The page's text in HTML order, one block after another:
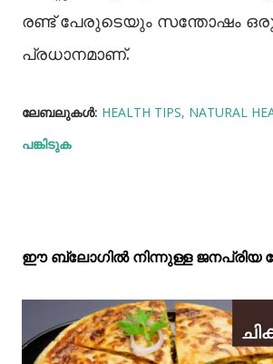
രണ്ട് പേരുടെയും സന്തോഷം
പ്രധാനമാണ്.
ലേബലുകള്‍: HEALTH TIPS NATURAL
പങ്കിടുക
ഈ ബ്ലോഗിൽ നിന്നുള്ള ജനപ്രിയ